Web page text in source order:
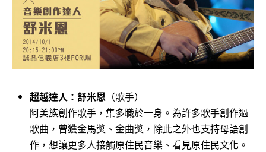
超越達人：舒米恩 （歌手）
阿美族創作歌手，集多職於一身。為許多歌手創作過
歌曲，曾獲金馬獎、金曲獎，除此之外也支持母語創
作，想讓更多人接觸原住民音樂、看見原住民文化。